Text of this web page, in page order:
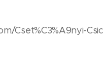
Cset%C3%A9nyi-